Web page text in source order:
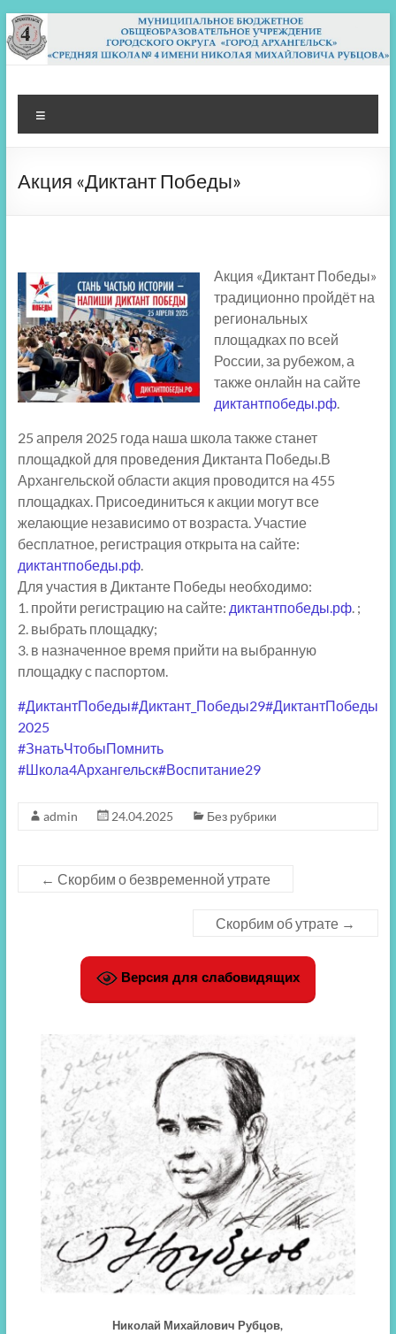
Перейти
к
содержимому
МБОУ СШ 4
Архангельск
Акция «Диктант Победы»
Акция «Диктант Победы»
традиционно пройдёт на
региональных
площадках по всей
России, за рубежом, а
также онлайн на сайте
диктантпобеды.рф.
25 апреля 2025 года наша школа также станет
площадкой для проведения Диктанта Победы.В
Архангельской области акция проводится на 455
площадках. Присоединиться к акции могут все
желающие независимо от возраста. Участие
бесплатное, регистрация открыта на сайте:
диктантпобеды.рф.
Для участия в Диктанте Победы необходимо:
1. пройти регистрацию на сайте: диктантпобеды.рф. ;
2. выбрать площадку;
3. в назначенное время прийти на выбранную
площадку с паспортом.
#ДиктантПобеды#Диктант_Победы29#ДиктантПобеды
2025
#ЗнатьЧтобыПомнить
#Школа4Архангельск#Воспитание29
admin 24.04.2025 Без рубрики
← Скорбим о безвременной утрате
Скорбим об утрате →
Версия для слабовидящих
Николай Михайлович Рубцов,